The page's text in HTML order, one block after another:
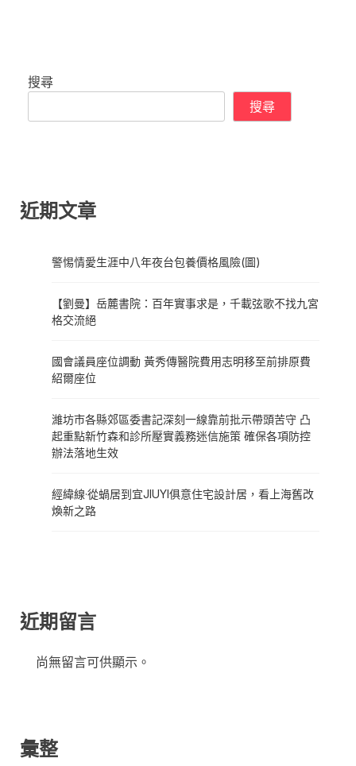
搜尋
搜尋
近期文章
警惕情愛生涯中八年夜台包養價格風險(圖)
【劉曼】岳麓書院：百年實事求是，千載弦歌不找九宮
格交流絕
國會議員座位調動 黃秀傳醫院費用志明移至前排原費
紹爾座位
濰坊市各縣郊區委書記深刻一線靠前批示帶頭苦守 凸
起重點新竹森和診所壓實義務迷信施策 確保各項防控
辦法落地生效
經緯線·從蝸居到宜JIUYI俱意住宅設計居，看上海舊改
煥新之路
近期留言
尚無留言可供顯示。
彙整